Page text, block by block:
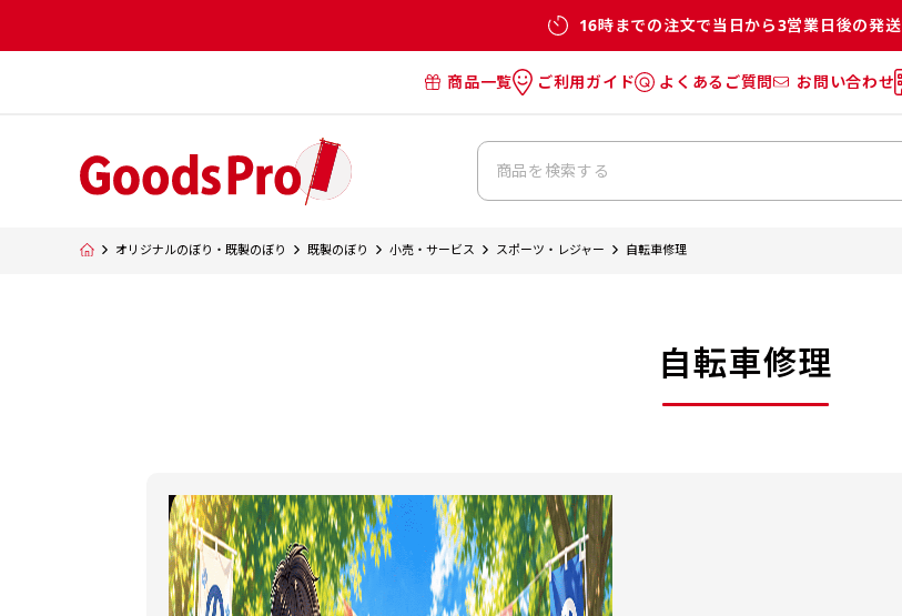
16時までの注文で当日から3営業日後の発送
商品一覧
オリジナルのぼり
オリジナルタオル
横断幕・懸垂幕
ご利用ガイド
のぼりのご利用ガイド
Tシャツのご利用ガイド
よくあるご質問
のぼりのよくあるご質問
お問い合わせ
オリジナルのぼり・既製のぼり 既製のぼり 小売・サービス スポーツ・レジャー 自転車修理
自転車修理